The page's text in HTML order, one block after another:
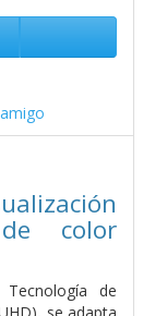
color
Tecnología de
se adapta